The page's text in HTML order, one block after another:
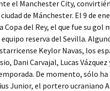
el Manchester City,
de Mánchester. El 9 de
Copa del Rey, el que fue su
reserva del Sevilla.
Keylor Navas, los
Dani Carvajal, Lucas
De momento, sólo
Junior, el portero ucraniano